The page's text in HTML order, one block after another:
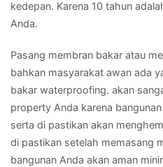
kedepan. Karena 10 tahun
Anda.
Pasang membran bakar atau
bahkan masyarakat awan ada
bakar waterproofing. akan
property Anda karena
serta di pastikan akan
di pastikan setelah memasang
bangunan Anda akan aman